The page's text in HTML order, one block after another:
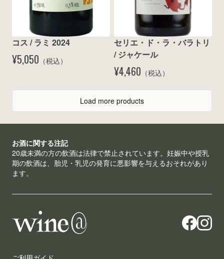
コス / ラミ 2024
¥5,050 （税込）
セリエ・ド・ラ・バラトリ
/ ジャケール
¥4,460 （税込）
Load more products
お酒に関する注記
20歳未満の方の飲酒は法律で禁止されています。妊娠中や授乳
期の飲酒は、胎児・乳児の発育に悪影響を与えるおそれがあり
ます。